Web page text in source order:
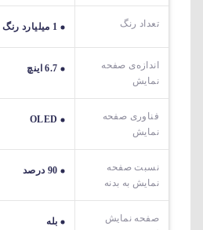
تعداد رنگ 1 میلیارد رنگ
اندازه‌ی صفحه‌
نمایش
6.7 اینچ
فناوری صفحه
نمایش
OLED
نسبت صفحه
نمایش به بدنه
90 درصد
صفحه نمایش
بله